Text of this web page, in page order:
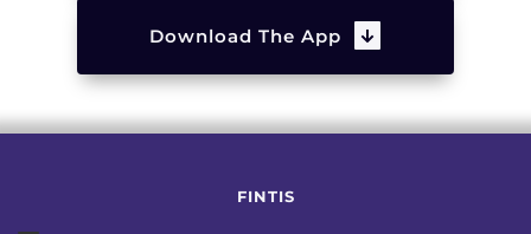
Download The App
FINTIS